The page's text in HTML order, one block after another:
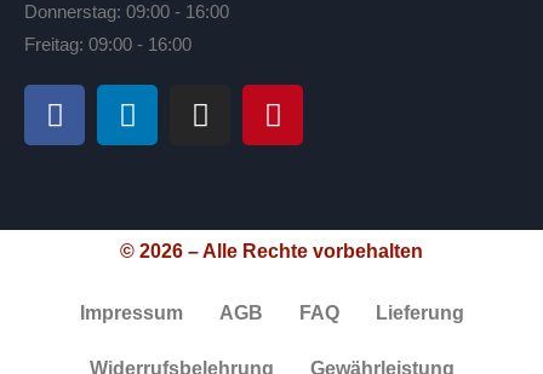
Donnerstag: 09:00 - 16:00
Freitag: 09:00 - 16:00
© 2026 – Alle Rechte vorbehalten
Impressum AGB FAQ Lieferung
Widerrufsbelehrung Gewährleistung